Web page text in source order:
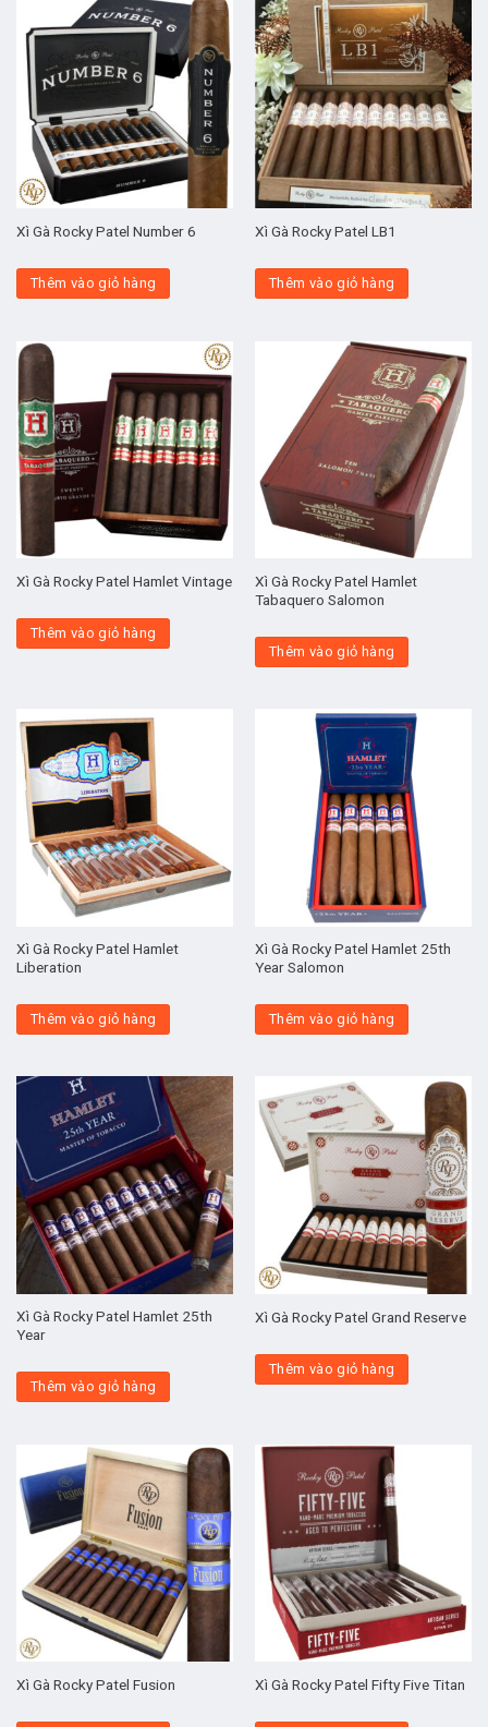
Xì Gà Rocky Patel Number 6
Thêm vào giỏ hàng
Xì Gà Rocky Patel LB1
Thêm vào giỏ hàng
Xì Gà Rocky Patel Hamlet Vintage
Thêm vào giỏ hàng
Xì Gà Rocky Patel Hamlet
Tabaquero Salomon
Thêm vào giỏ hàng
Xì Gà Rocky Patel Hamlet
Liberation
Thêm vào giỏ hàng
Xì Gà Rocky Patel Hamlet 25th
Year Salomon
Thêm vào giỏ hàng
Xì Gà Rocky Patel Hamlet 25th
Year
Thêm vào giỏ hàng
Xì Gà Rocky Patel Grand Reserve
Thêm vào giỏ hàng
Xì Gà Rocky Patel Fusion Xì Gà Rocky Patel Fifty Five Titan